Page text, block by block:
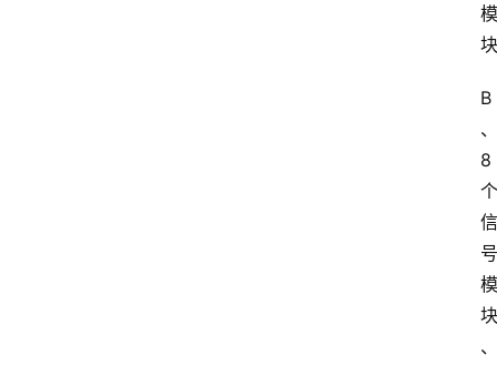
模
块
B
、
8
个
信
号
模
块
、